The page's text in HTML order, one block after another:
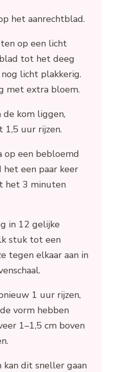
het aanrechtblad.
op een licht
tot het deeg
licht plakkerig.
met extra bloem.
kom liggen,
1,5 uur rijzen.
op een bebloemd
het een paar keer
het 3 minuten
in 12 gelijke
stuk tot een
tegen elkaar aan in
1 uur rijzen,
vorm hebben
1–1,5 cm boven
kan dit sneller gaan